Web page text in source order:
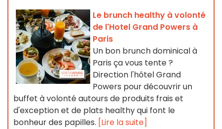
Le brunch healthy à volonté
de l'Hotel Grand Powers à
Paris
Un bon brunch dominical à
Paris ça vous tente ?
Direction l'hôtel Grand
Powers pour découvrir un
buffet à volonté autours de produits frais et
d'exception et de plats healthy qui font le
bonheur des papilles. [Lire la suite]